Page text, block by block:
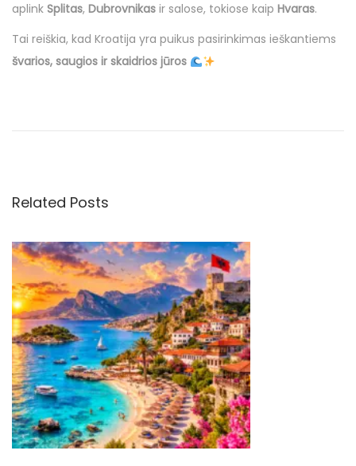
aplink Splitas, Dubrovnikas ir salose, tokiose kaip Hvaras.
Tai reiškia, kad Kroatija yra puikus pasirinkimas ieškantiems
švarios, saugios ir skaidrios jūros
v
g
a
c
i
j
o
s
p
o
s
t
:
7
ž
s
k
r
y
d
ž
i
u
s
Related Posts